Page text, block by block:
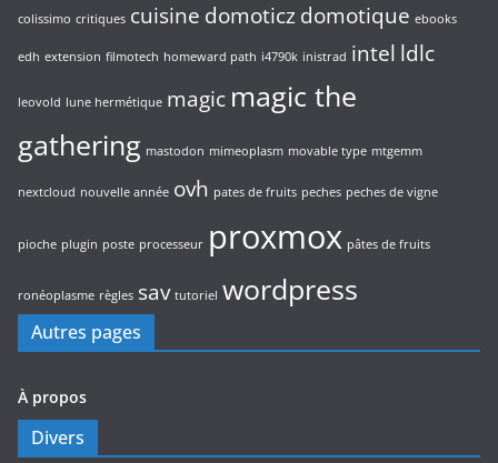
colissimo critiques cuisine domoticzdomotique ebooks
edh extension filmotech homeward path i4790k inistrad intel ldlc
leovold lune hermétique magic magic the
gathering mastodon mimeoplasm movable type mtgemm
nextcloud nouvelle année ovh pates de fruits peches peches de vigne
pioche plugin poste processeur proxmox pâtes de fruits
ronéoplasme règles sav tutoriel wordpress
Autres pages
À propos
Divers